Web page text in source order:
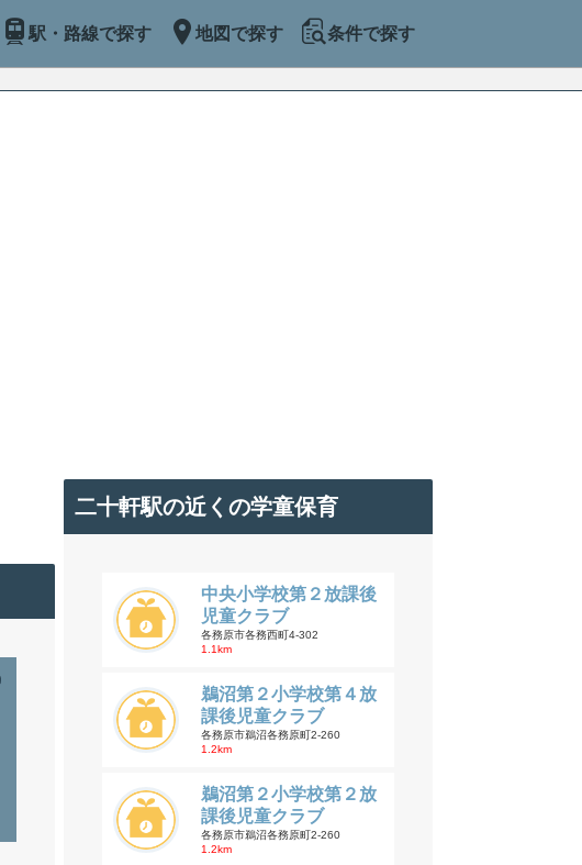
駅・路線で探す 地図で探す 条件で探す
二十軒駅の近くの学童保育
中央小学校第２放課後
児童クラブ
各務原市各務西町4-302
1.1km
鵜沼第２小学校第４放
課後児童クラブ
各務原市鵜沼各務原町2-260
1.2km
鵜沼第２小学校第２放
課後児童クラブ
各務原市鵜沼各務原町2-260
1.2km